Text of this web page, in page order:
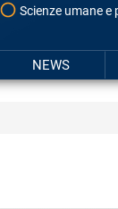
Scienze umane
NEWS